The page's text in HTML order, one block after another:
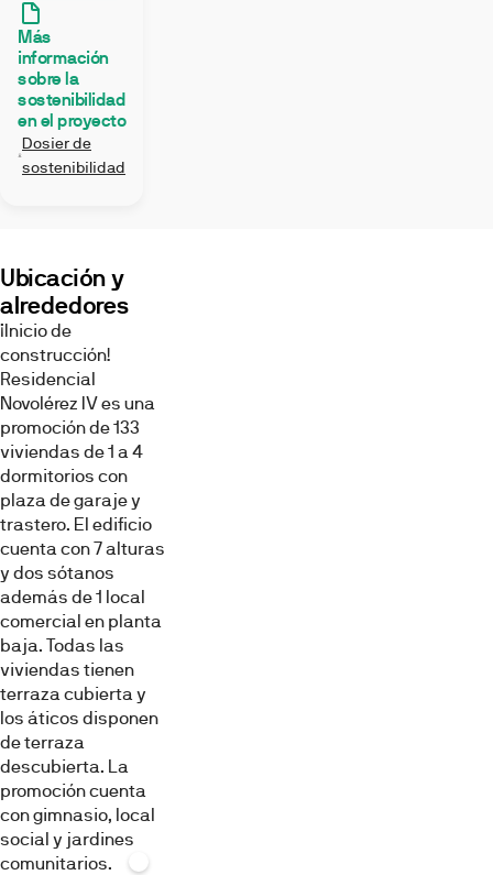
Más
información
sobre la
sostenibilidad
en el proyecto
Dosier de
sostenibilidad
Ubicación y
alrededores
¡Inicio de
construcción!
Residencial
Novolérez IV es una
promoción de 133
viviendas de 1 a 4
dormitorios con
plaza de garaje y
trastero. El edificio
cuenta con 7 alturas
y dos sótanos
además de 1 local
comercial en planta
baja. Todas las
viviendas tienen
terraza cubierta y
los áticos disponen
de terraza
descubierta. La
promoción cuenta
con gimnasio, local
social y jardines
comunitarios.
Imágenes
Exterior Salón Cocina